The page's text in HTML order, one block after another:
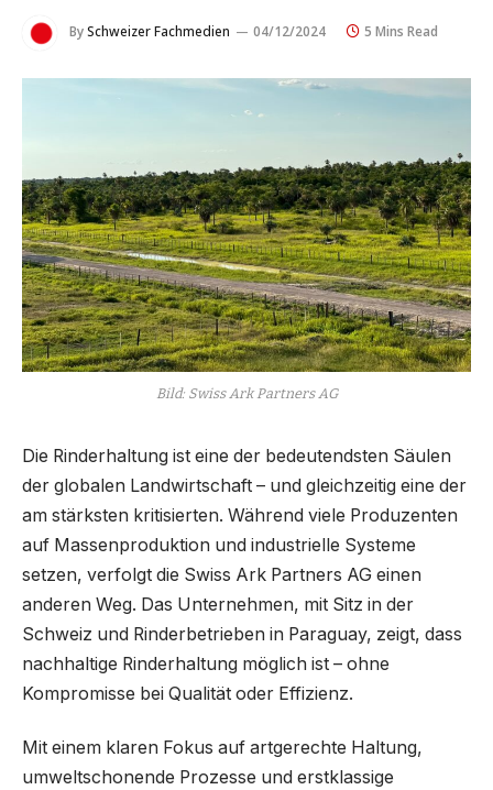
BySchweizer Fachmedien 04/12/2024 5 Mins Read
Bild: Swiss Ark Partners AG
Die Rinderhaltung ist eine der bedeutendsten Säulen
der globalen Landwirtschaft – und gleichzeitig eine der
am stärksten kritisierten. Während viele Produzenten
auf Massenproduktion und industrielle Systeme
setzen, verfolgt die Swiss Ark Partners AG einen
anderen Weg. Das Unternehmen, mit Sitz in der
Schweiz und Rinderbetrieben in Paraguay, zeigt, dass
nachhaltige Rinderhaltung möglich ist – ohne
Kompromisse bei Qualität oder Effizienz.
Mit einem klaren Fokus auf artgerechte Haltung,
umweltschonende Prozesse und erstklassige